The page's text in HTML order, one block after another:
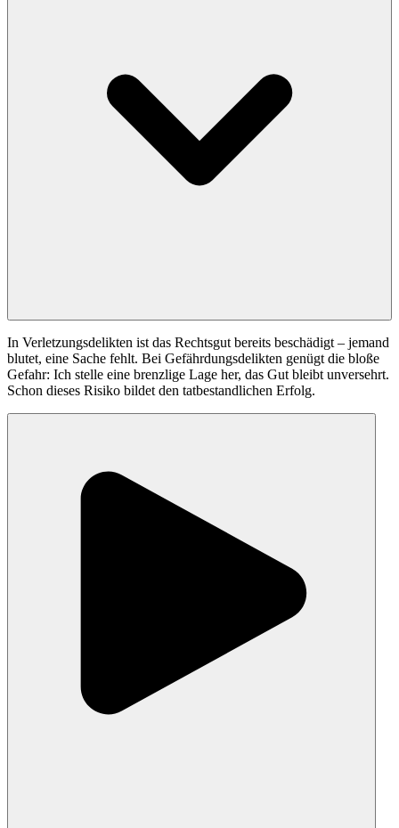
In Verletzungsdelikten ist das Rechtsgut bereits beschädigt – jemand
blutet, eine Sache fehlt. Bei Gefährdungsdelikten genügt die bloße
Gefahr: Ich stelle eine brenzlige Lage her, das Gut bleibt unversehrt.
Schon dieses Risiko bildet den tatbestandlichen Erfolg.